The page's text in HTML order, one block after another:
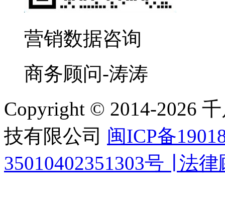
营销数据咨询
商务顾问-涛涛
Copyright © 2014-2026
技有限公司 闽ICP备
35010402351303号 ∣ 法